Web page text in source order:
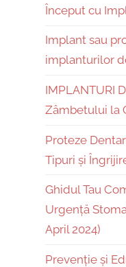
Început cu
Implant sau
implanturilor
IMPLANTURI
Zâmbetului la
Proteze
Tipuri și
Ghidul Tau
Urgență
April 2024)
Prevenție și